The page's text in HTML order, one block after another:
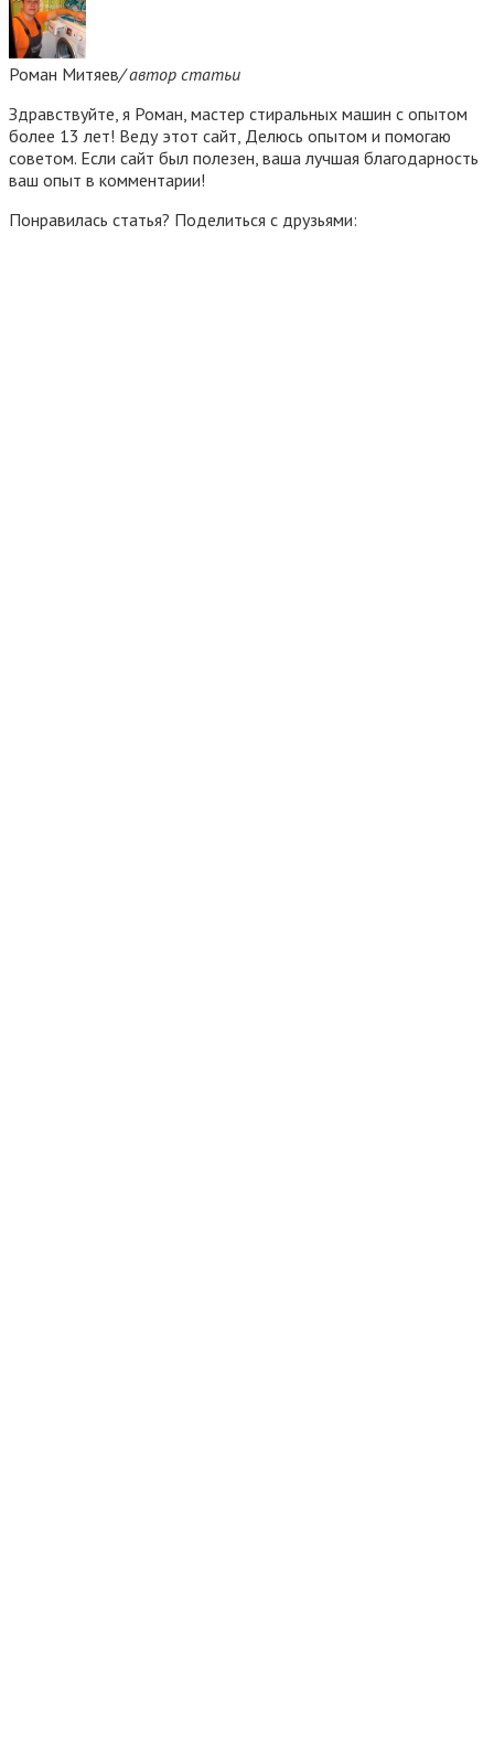
Роман Митяев/ автор статьи
Здравствуйте, я Роман, мастер стиральных машин с опытом
более 13 лет! Веду этот сайт, Делюсь опытом и помогаю
советом. Если сайт был полезен, ваша лучшая благодарность
ваш опыт в комментарии!
Понравилась статья? Поделиться с друзьями: